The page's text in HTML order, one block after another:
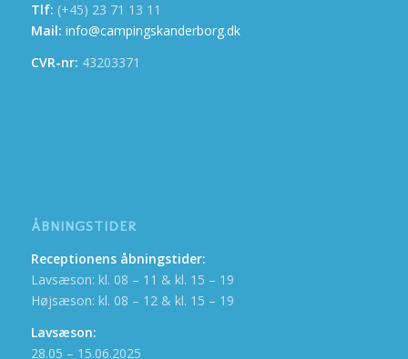
Tlf: (+45) 23 71 13 11
Mail: info@campingskanderborg.dk
CVR-nr: 43203371
ÅBNINGSTIDER
Receptionens åbningstider:
Lavsæson: kl. 08 – 11 & kl. 15 – 19
Højsæson: kl. 08 – 12 & kl. 15 – 19
Lavsæson:
28.05 – 15.06.2025